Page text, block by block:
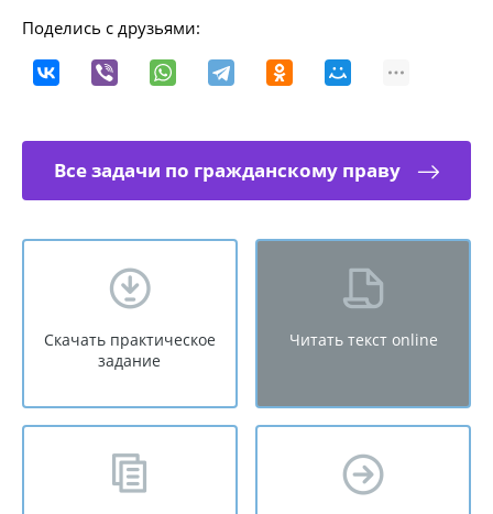
Поделись с друзьями:
Все задачи по гражданскому праву
Скачать практическое
задание
Читать текст online